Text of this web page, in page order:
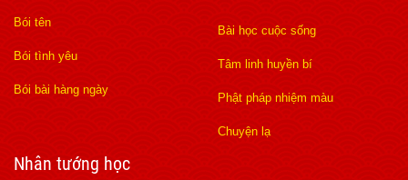
Bói tên
Bói tình yêu
Bói bài hàng ngày
Bài học cuộc sống
Tâm linh huyền bí
Phật pháp nhiệm màu
Chuyện lạ
Nhân tướng học